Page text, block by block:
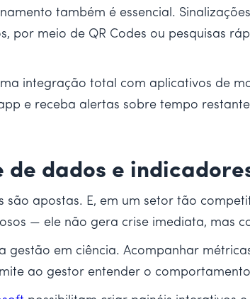
também é essencial.
por meio de QR Codes ou pesquisas
integração total com aplicativos de
e receba alertas sobre tempo
dados e
são apostas. E, em um setor tão
— ele não gera crise imediata, mas
gestão em ciência. Acompanhar
ao gestor entender o